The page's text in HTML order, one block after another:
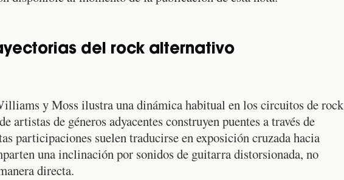
del rock alternativo
y Moss ilustra una dinámica habitual en los circuitos de rock
artistas de géneros adyacentes construyen puentes a través de
participaciones suelen traducirse en exposición cruzada hacia
una inclinación por sonidos de guitarra distorsionada, no
directa.